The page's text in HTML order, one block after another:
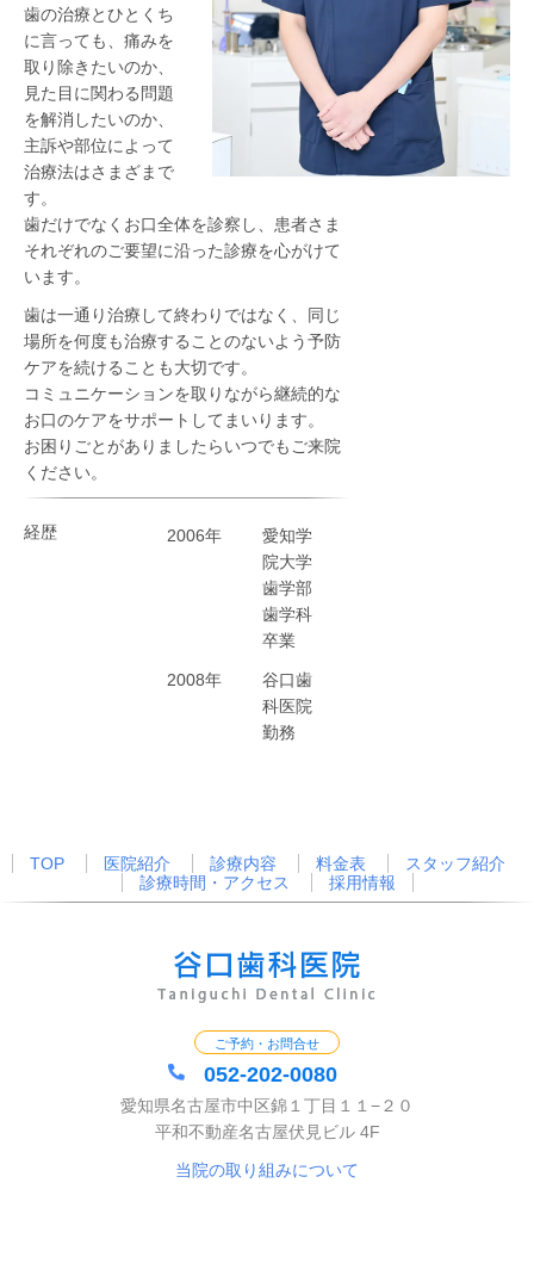
歯の治療とひとくち
に言っても、痛みを
取り除きたいのか、
見た目に関わる問題
を解消したいのか、
主訴や部位によって
治療法はさまざまで
す。
歯だけでなくお口全体を診察し、患者さま
それぞれのご要望に沿った診療を心がけて
います。
歯は一通り治療して終わりではなく、同じ
場所を何度も治療することのないよう予防
ケアを続けることも大切です。
コミュニケーションを取りながら継続的な
お口のケアをサポートしてまいります。
お困りごとがありましたらいつでもご来院
ください。
経歴 2006年
愛知学
院大学
歯学部
歯学科
卒業
2008年
谷口歯
科医院
勤務
TOP 医院紹介 診療内容 料金表
スタッフ紹介
診療時間・アクセス
採用情報
ご予約・お問合せ
052-202-0080
愛知県名古屋市中区錦１丁目１１−２０
平和不動産名古屋伏見ビル 4F
当院の取り組みについて